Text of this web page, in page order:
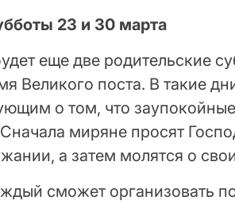
23 и 30 марта
еще две родительские
Великого поста. В такие
о том, что
миряне просят
а затем молятся о
сможет организовать